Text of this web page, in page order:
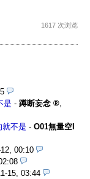
1617 次浏览
是 - 蹲断妄念
,
就不是 - O01無量空I
00:10
15, 03:44